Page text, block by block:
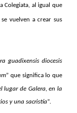
Colegiata, al igual que
vuelven a crear sus
guadixensis diocesis
” que significa lo que
lugar de Galera, en la
y una sacristía”.